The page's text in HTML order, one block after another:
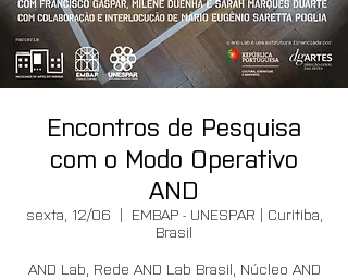
Encontros de Pesquisa
com o Modo Operativo
AND
sexta, 12/06
  |
EMBAP - UNESPAR | Curitiba,
Brasil
AND Lab, Rede AND Lab Brasil, Núcleo AND